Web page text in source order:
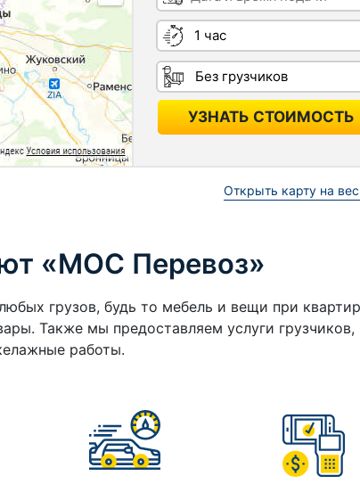
Открыть карту на
Длительность
Грузчики
УЗНАТЬ СТОИМОСТЬ
«МОС Перевоз»
грузов, будь то мебель и вещи при
Также мы предоставляем услуги грузчиков,
работы.